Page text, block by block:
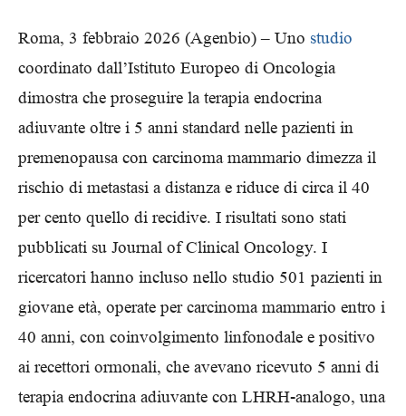
Roma, 3 febbraio 2026 (Agenbio) – Uno studio
coordinato dall’Istituto Europeo di Oncologia
dimostra che proseguire la terapia endocrina
adiuvante oltre i 5 anni standard nelle pazienti in
premenopausa con carcinoma mammario dimezza il
rischio di metastasi a distanza e riduce di circa il 40
per cento quello di recidive. I risultati sono stati
pubblicati su Journal of Clinical Oncology. I
ricercatori hanno incluso nello studio 501 pazienti in
giovane età, operate per carcinoma mammario entro i
40 anni, con coinvolgimento linfonodale e positivo
ai recettori ormonali, che avevano ricevuto 5 anni di
terapia endocrina adiuvante con LHRH-analogo, una